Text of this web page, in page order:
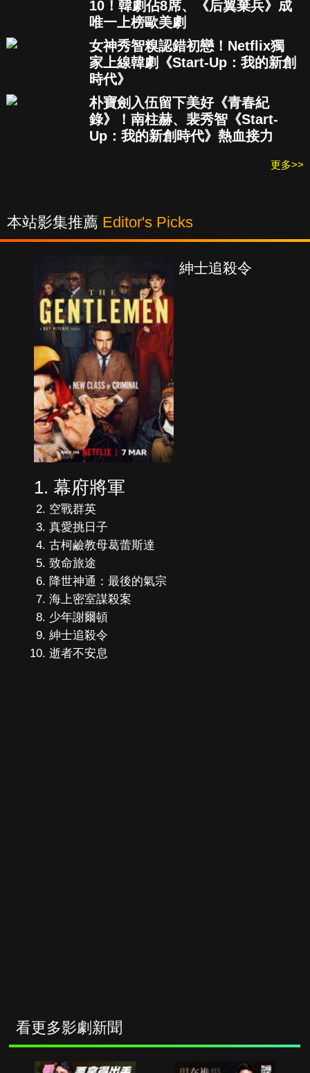
10！韓劇佔8席、《后翼棄兵》成
唯一上榜歐美劇
女神秀智糗認錯初戀！Netflix獨
家上線韓劇《Start-Up：我的新創
時代》
朴寶劍入伍留下美好《青春紀
錄》！南柱赫、裴秀智《Start-
Up：我的新創時代》熱血接力
更多>>
本站影集推薦 Editor's Picks
紳士追殺令
幕府將軍
空戰群英
真愛挑日子
古柯鹼教母葛蕾斯達
致命旅途
降世神通：最後的氣宗
海上密室謀殺案
少年謝爾頓
紳士追殺令
逝者不安息
看更多影劇新聞